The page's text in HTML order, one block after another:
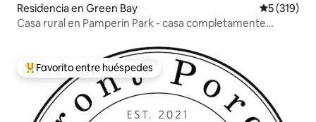
Residencia en Green Bay
5 (319)
Casa rural en Pamperin Park - casa completamente
De los mejores en Favorito entre huéspedes
Favorito entre huéspedes